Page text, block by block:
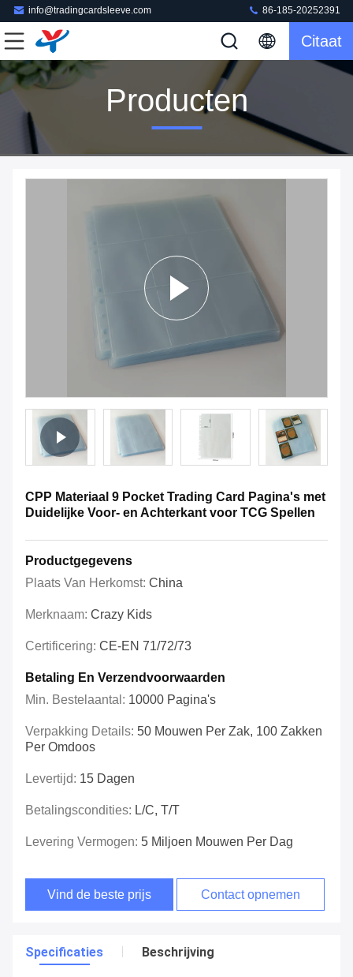
info@tradingcardsleeve.com 86-185-20252391
Citaat
Producten
CPP Materiaal 9 Pocket Trading Card Pagina's met
Duidelijke Voor- en Achterkant voor TCG Spellen
Productgegevens
Plaats Van Herkomst: China
Merknaam: Crazy Kids
Certificering: CE-EN 71/72/73
Betaling En Verzendvoorwaarden
Min. Bestelaantal: 10000 Pagina's
Verpakking Details: 50 Mouwen Per Zak, 100 Zakken
Per Omdoos
Levertijd: 15 Dagen
Betalingscondities: L/C, T/T
Levering Vermogen: 5 Miljoen Mouwen Per Dag
Vind de beste prijs Contact opnemen
Specificaties Beschrijving